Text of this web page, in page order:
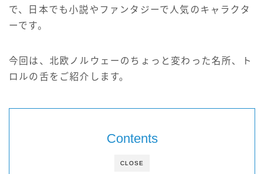
で、日本でも小説やファンタジーで人気のキャラクタ
ーです。
今回は、北欧ノルウェーのちょっと変わった名所、ト
ロルの舌をご紹介します。
CLOSE
Contents